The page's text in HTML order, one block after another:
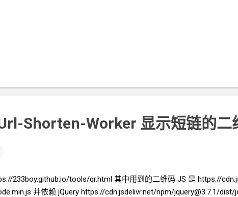
Shorten-Worker 显示短链的二
233boy.github.io/tools/qr.html 其中用到的二维码 JS 是 https://
并依赖 jQuery https://cdn.jsdelivr.net/npm/jquery@3.7.1/dist/